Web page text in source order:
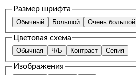
Размер шрифта
Обычный Большой Очень большой
Цветовая схема
Обычная Ч/Б Контраст Сепия
Изображения